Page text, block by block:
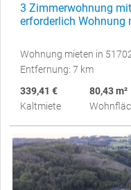
3 Zimmerwohnung
erforderlich Wohnung
Wohnung mieten in
Entfernung: 7 km
339,41 €
Kaltmiete
80,43 m²